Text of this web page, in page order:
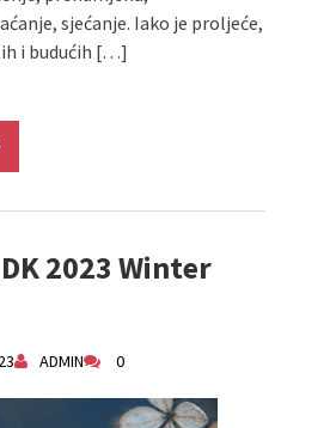
sjećanje. Iako je proljeće,
i budućih […]
2023 Winter
ADMIN 0